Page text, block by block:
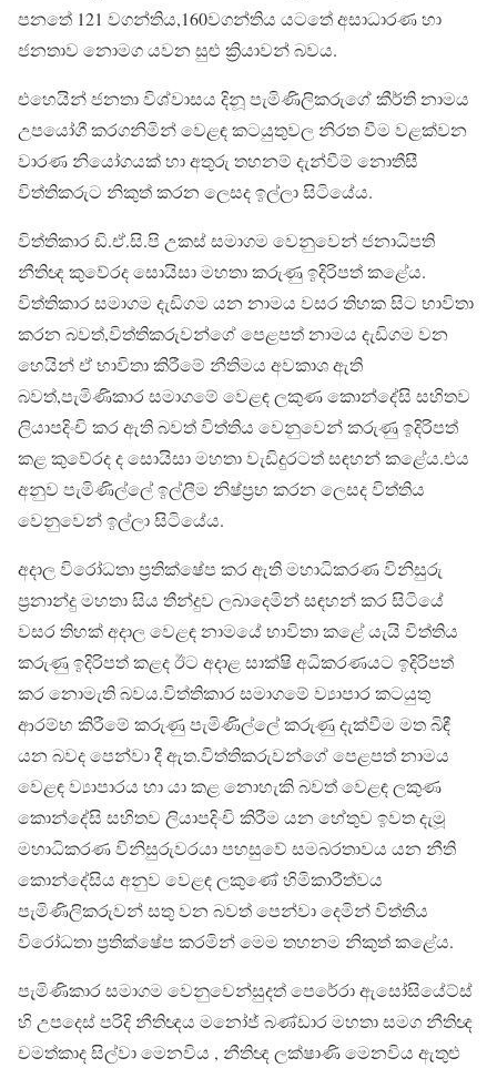
පනතේ 121 වගන්තිය,160වගන්තිය යටතේ අසාධාරණ හා
ජනතාව නොමග යවන සුළු ක්‍රියාවන් බවය.
එහෙයින් ජනතා විශ්වාසය දිනූ පැමිණිලිකරුගේ කීර්ති නාමය
උපයෝගී කරගනිමින් වෙළඳ කටයුතුවල නිරත වීම වළක්වන
වාරණ නියෝගයක් හා අතුරු තහනම් දැන්වීම් නොතීසී
විත්තිකරුට නිකුත් කරන ලෙසද ඉල්ලා සිටියේය.
විත්තිකාර ඩි.ඒ.සි.පි උකස් සමාගම වෙනුවෙන් ජනාධිපති
නීතිඥ කුවේරද සොයිසා මහතා කරුණු ඉදිරිපත් කළේය.
විත්තිකාර සමාගම දැඩිගම යන නාමය වසර තිහක සිට භාවිතා
කරන බවත්,විත්තිකරුවන්ගේ පෙළපත් නාමය දැඩිගම වන
හෙයින් ඒ භාවිතා කිරීමේ නීතිමය අවකාශ ඇති
බවත්,පැමිණිකාර සමාගමේ වෙළඳ ලකුණ කොන්දේසි සහිතව
ලියාපදිංචි කර ඇති බවත් විත්තිය වෙනුවෙන් කරුණු ඉදිරිපත්
කළ කුවේරද ද සොයිසා මහතා වැඩිදුරටත් සඳහන් කළේය.එය
අනුව පැමිණිල්ලේ ඉල්ලීම නිෂ්ප්‍රභ කරන ලෙසද විත්තිය
වෙනුවෙන් ඉල්ලා සිටියේය.
අදාල විරෝධතා ප්‍රතික්ෂේප කර ඇති මහාධිකරණ විනිසුරු
ප්‍රනාන්දු මහතා සිය තීන්දුව ලබාදෙමින් සඳහන් කර සිටියේ
වසර තිහක් අදාල වෙළඳ නාමයේ භාවිතා කළේ යැයි විත්තිය
කරුණු ඉදිරිපත් කළද ඊට අදාළ සාක්ෂි අධිකරණයට ඉදිරිපත්
කර නොමැති බවය.විත්තිකාර සමාගමේ ව්‍යාපාර කටයුතු
ආරම්භ කිරීමේ කරුණු පැමිණිල්ලේ කරුණු දැක්වීම මත බිඳී
යන බවද පෙන්වා දී ඇත.විත්තිකරුවන්ගේ පෙළපත් නාමය
වෙළඳ ව්‍යාපාරය හා යා කළ නොහැකි බවත් වෙළඳ ලකුණ
කොන්දේසි සහිතව ලියාපදිංචි කිරීම යන හේතුව ඉවත දැමූ
මහාධිකරණ විනිසුරුවරයා පහසුවේ සමබරතාවය යන නීති
කොන්දේසිය අනුව වෙළඳ ලකුණේ හිමිකාරීත්වය
පැමිණිලිකරුවන් සතු වන බවත් පෙන්වා දෙමින් විත්තිය
විරෝධතා ප්‍රතික්ෂේප කරමින් මෙම තහනම නිකුත් කළේය.
පැමිණිකාර සමාගම වෙනුවෙන්සුදත් පෙරේරා ඇසෝසියේට්ස්
හි උපදෙස් පරිදි නීතිඥය මනෝජ් බණ්ඩාර මහතා සමග නීතිඥ
චමත්කාද සිල්වා මෙනවිය , නීතිඥ ලක්ෂාණි මෙනවිය ඇතුළු